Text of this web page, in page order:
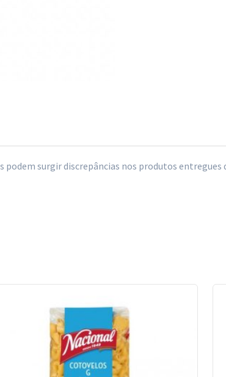
surgir discrepâncias nos produtos